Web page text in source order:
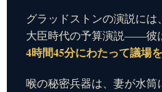
グラッドストンの演説に
大臣時代の予算演説——彼
4時間45分にわたって議場
喉の秘密兵器は、妻が水筒